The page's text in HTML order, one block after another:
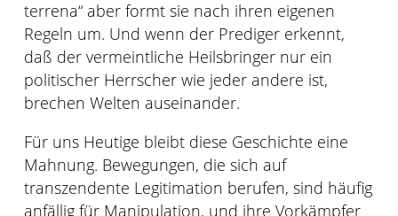
terrena“ aber formt sie nach ihren eigenen
Regeln um. Und wenn der Prediger erkennt,
daß der vermeintliche Heilsbringer nur ein
politischer Herrscher wie jeder andere ist,
brechen Welten auseinander.
Für uns Heutige bleibt diese Geschichte eine
Mahnung. Bewegungen, die sich auf
transzendente Legitimation berufen, sind häufig
anfällig für Manipulation, und ihre Vorkämpfer